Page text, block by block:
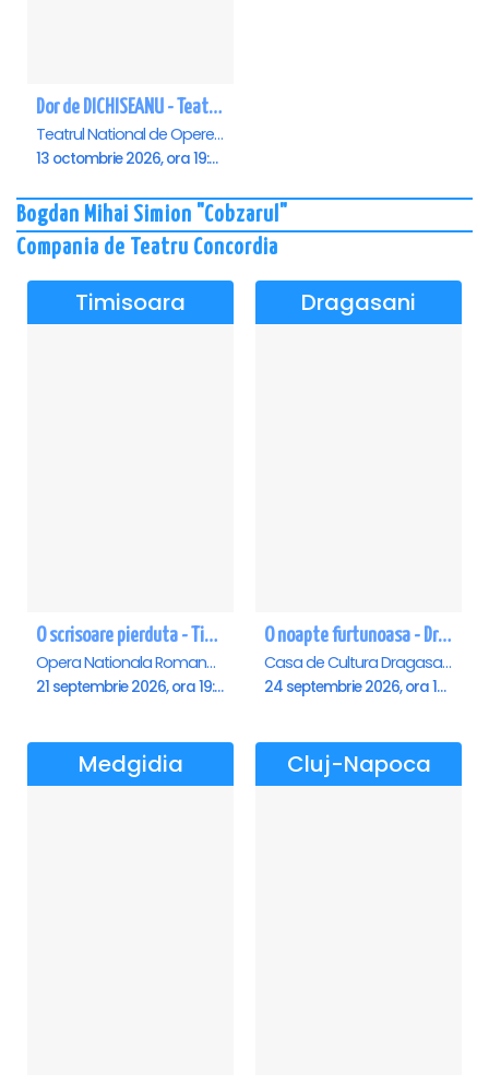
Dor de DICHISEANU - Teatrul Național de Operetă și Musical „Ion Dacian"
Teatrul National de Opereta si Musical Ion Dacian, Bucuresti
13 octombrie 2026, ora 19:00
Bogdan Mihai Simion "Cobzarul"
Compania de Teatru Concordia
Timisoara
O scrisoare pierduta - Timisoara
Opera Nationala Romana , Timisoara
21 septembrie 2026, ora 19:00
Dragasani
O noapte furtunoasa - Dragasani
Casa de Cultura Dragasani, Dragasani
24 septembrie 2026, ora 19:00
Medgidia Cluj-Napoca